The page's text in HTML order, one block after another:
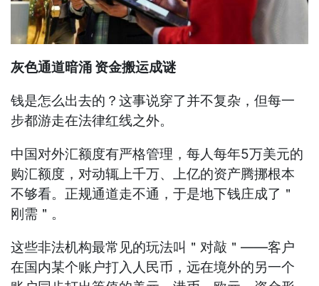
灰色通道暗涌 资金搬运成谜
钱是怎么出去的？这事说穿了并不复杂，但每一
步都游走在法律红线之外。
中国对外汇额度有严格管理，每人每年5万美元的
购汇额度，对动辄上千万、上亿的资产腾挪根本
不够看。正规通道走不通，于是地下钱庄成了＂
刚需＂。
这些非法机构最常见的玩法叫＂对敲＂——客户
在国内某个账户打入人民币，远在境外的另一个